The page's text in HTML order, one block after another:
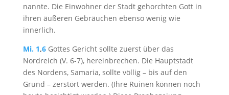
nannte. Die Einwohner der Stadt gehorchten Gott in
ihren äußeren Gebräuchen ebenso wenig wie
innerlich.
Mi. 1,6 Gottes Gericht sollte zuerst über das
Nordreich (V. 6-7), hereinbrechen. Die Hauptstadt
des Nordens, Samaria, sollte völlig – bis auf den
Grund – zerstört werden. (Ihre Ruinen können noch